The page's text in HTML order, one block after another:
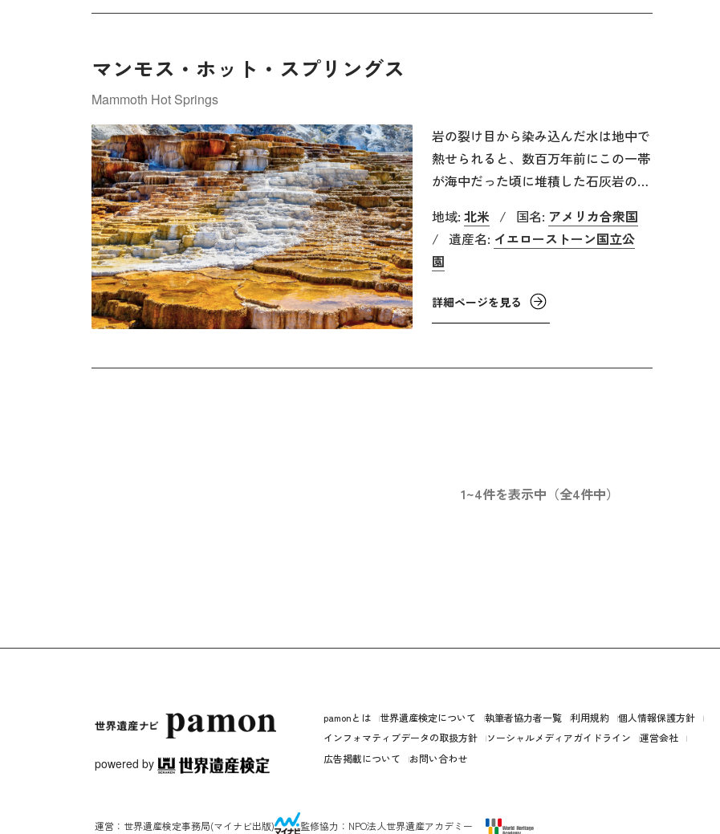
冷たい水よりも密度が低いため、対流
マンモス・ホット・スプリングス
Mammoth Hot Springs
岩の裂け目から染み込んだ水は地中で
熱せられると、数百万年前にこの一帯
が海中だった頃に堆積した石灰岩の間
間を熱水が通る間に石灰岩（炭酸カル
シウム）が溶け出して熱水と一緒に運
ばれ、地表で二酸化炭素が放出される
と炭酸カルシウムが堆積して、トラバ
ーチンと呼ばれる白い石灰質の岩を作
地域: 北米 / 国名: アメリカ合衆国
/ 遺産名: イエローストーン国立公
園
詳細ページを見る
1~4件を表示中（全4件中）
powered by
pamonとは 世界遺産検定について 執筆者協力者一覧 利用規約
個人情報保護方針
インフォマティブデータの取扱方針
ソーシャルメディアガイドライン
運営会社
広告掲載について
お問い合わせ
運営： 世界遺産検定事務局(マイナビ出版) 監修協力： NPO法人世界遺産アカデミー